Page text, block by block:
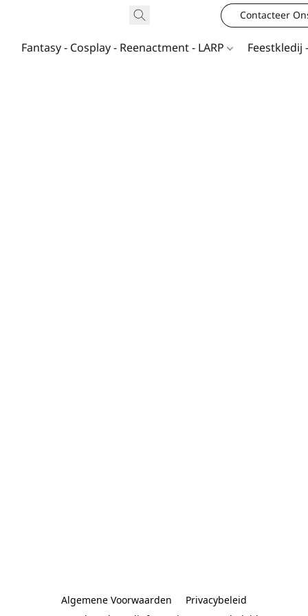
Contacteer
Fantasy - Cosplay - Reenactment - LARP Feestkledij
Algemene Voorwaarden
Privacybeleid